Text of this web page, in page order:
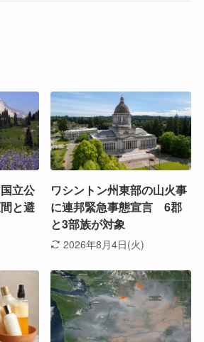
立公
と避
ワシントン州東部の山火事
に連邦緊急事態宣言 6郡
と3部族が対象
2026年8月4日(火)